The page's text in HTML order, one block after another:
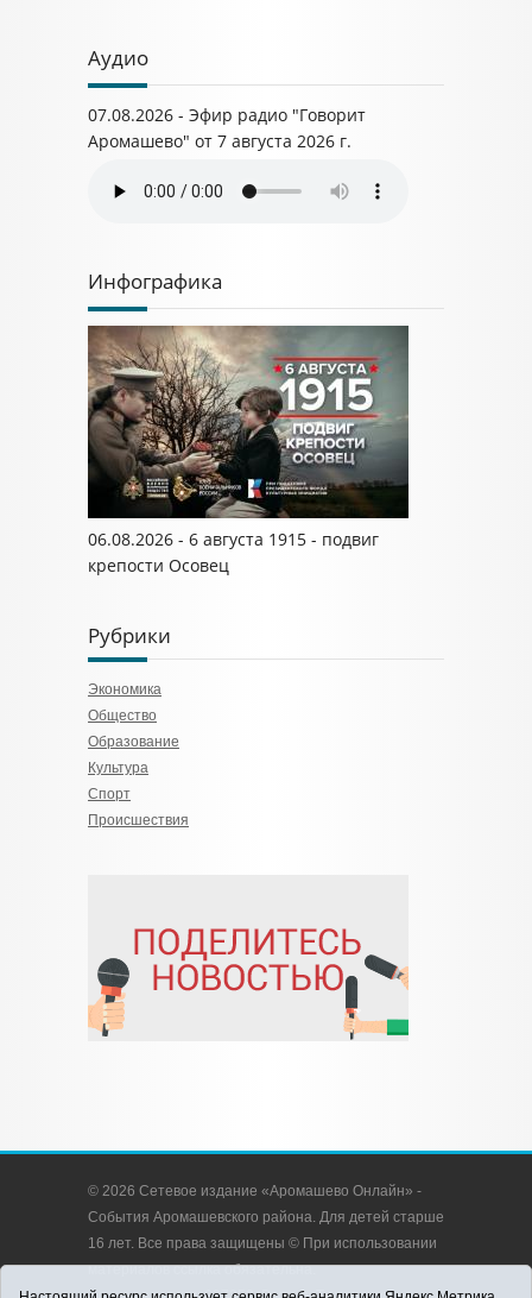
Аудио
07.08.2026 - Эфир радио "Говорит
Аромашево" от 7 августа 2026 г.
Инфографика
06.08.2026 - 6 августа 1915 - подвиг
крепости Осовец
Рубрики
Экономика
Общество
Образование
Культура
Спорт
Происшествия
© 2026 Сетевое издание «Аромашево Онлайн» -
События Аромашевского района. Для детей старше
16 лет. Все права защищены © При использовании
материалов ссылка обязательна.